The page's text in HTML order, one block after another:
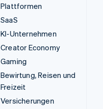
Plattformen
SaaS
KI-Unternehmen
Creator Economy
Gaming
Bewirtung, Reisen und
Freizeit
Versicherungen